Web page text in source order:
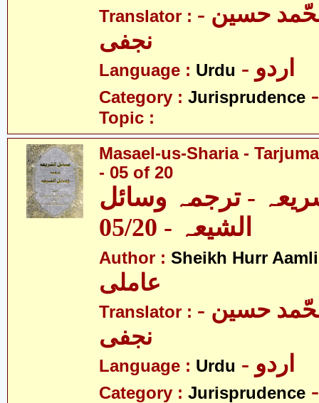
Translator : - آیت اللہ محّمد حسین
نجفی
Language : Urdu - اردو
Category : Jurisprudence
Topic :
Masael-us-Sharia -
- 05 of 20
- ترجمہ وسائل
الشیعہ - 05/20
Author : Sheikh Hurr Aamli
عاملی
Translator : - آیت اللہ محّمد حسین
نجفی
Language : Urdu - اردو
Category : Jurisprudence